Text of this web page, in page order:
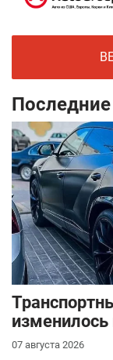
изменилось
07 августа 2026